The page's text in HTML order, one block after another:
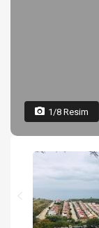
1/8 Resim